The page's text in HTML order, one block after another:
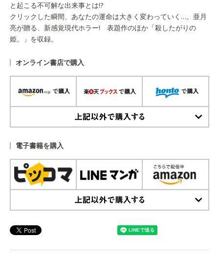
と起こる不可解な出来事とは!?
クリックした瞬間、あなたの運命は大きく変わっていく…。亜月
亮が贈る、新感覚現代ホラー! 表題作のほか「殺したがりの
姫。」を収録。
オンライン書店で購入
電子書籍を購入